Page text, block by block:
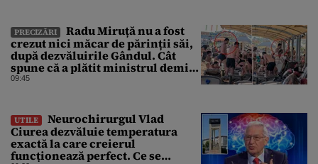
PRECIZĂRI
Radu Miruță nu a fost
crezut nici măcar de părinții săi,
după dezvăluirile Gândul. Cât
spune că a plătit ministrul demis
pentru vacanța la 5 stele în Turcia
09:45
UTILE
Neurochirurgul Vlad
Ciurea dezvăluie temperatura
exactă la care creierul
funcționează perfect. Ce se